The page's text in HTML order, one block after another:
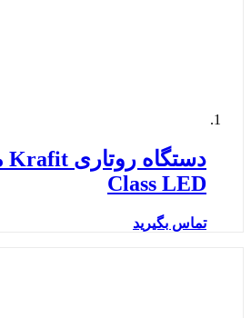
Class LED
تماس بگیرید